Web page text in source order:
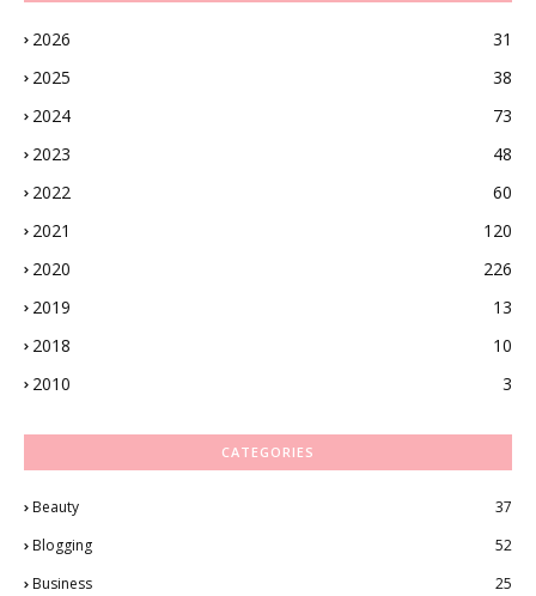
2026
31
2025
38
2024
73
2023
48
2022
60
2021
120
2020
226
2019
13
2018
10
2010
3
CATEGORIES
Beauty
37
Blogging
52
Business
25